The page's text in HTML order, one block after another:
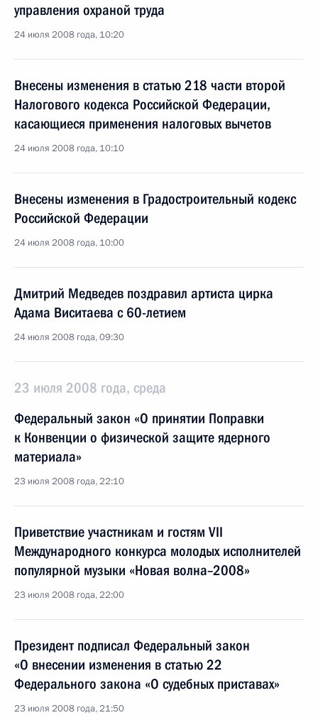
управления охраной труда
24 июля 2008 года, 10:20
Внесены изменения в статью 218 части второй
Налогового кодекса Российской Федерации,
касающиеся применения налоговых вычетов
24 июля 2008 года, 10:10
Внесены изменения в Градостроительный кодекс
Российской Федерации
24 июля 2008 года, 10:00
Дмитрий Медведев поздравил артиста цирка
Адама Виситаева с 60-летием
24 июля 2008 года, 09:30
23 июля 2008 года, среда
Федеральный закон «О принятии Поправки
к Конвенции о физической защите ядерного
материала»
23 июля 2008 года, 22:10
Приветствие участникам и гостям VII
Международного конкурса молодых исполнителей
популярной музыки «Новая волна–2008»
23 июля 2008 года, 22:00
Президент подписал Федеральный закон
«О внесении изменения в статью 22
Федерального закона «О судебных приставах»
23 июля 2008 года, 21:50